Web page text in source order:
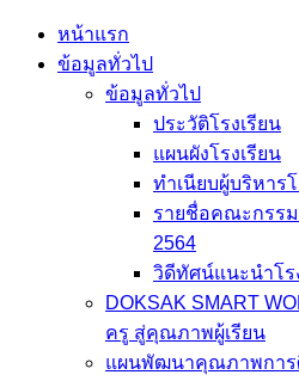
Skip
หน้าแรก
ข้อมูลทั่วไป
ข้อมูลทั่วไป
ประวัติโรงเรียน
แผนผังโรงเรียน
ทำเนียบผู้บริหารโ
รายชื่อคณะกรร
2564
วิดีทัศน์แนะนำโร
DOKSAK SMART
ครู สู่คุณภาพผู้เรียน
แผนพัฒนาคุณภาพการ